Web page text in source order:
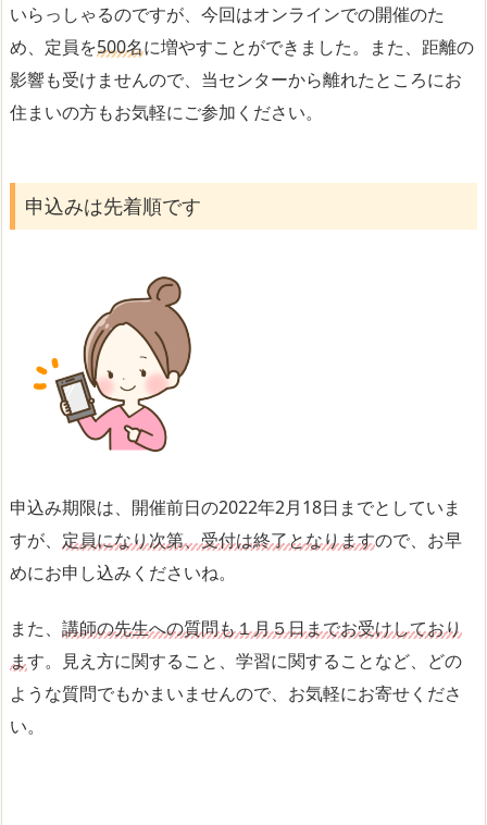
いらっしゃるのですが、今回はオンラインでの開催のた
め、定員を500名に増やすことができました。また、距離の
影響も受けませんので、当センターから離れたところにお
住まいの方もお気軽にご参加ください。
申込みは先着順です
申込み期限は、開催前日の2022年2月18日までとしていま
すが、 定員になり次第、受付は終了となりますので、お早
めにお申し込みくださいね。
また、 講師の先生への質問も１月５日までお受けしており
ます。見え方に関すること、学習に関することなど、どの
ような質問でもかまいませんので、お気軽にお寄せくださ
い。